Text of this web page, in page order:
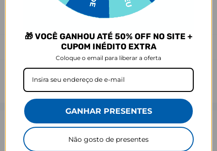
*Imagens meramente ilustrativas, o produto final pode sofrer uma
leve variação de cor/tonalidade.
Prazo de Postagem
Opinião dos consumidores
🎁 VOCÊ GANHOU ATÉ 50% OFF NO SITE +
CUPOM INÉDITO EXTRA
Coloque o email para liberar a oferta
GANHAR PRESENTES
Não gosto de presentes